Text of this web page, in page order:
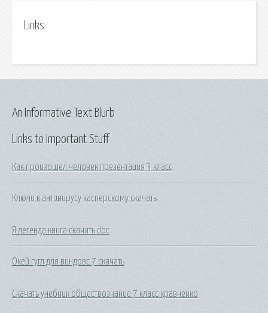
Links
Links to Important Stuff
Как произошел человек презентация 3 класс
Ключи к антивирусу касперскому скачать
Я легенда книга скачать doc
Окей гугл для виндовс 7 скачать
Скачать учебник обществознание 7 класс кравченко
An Informative Text Blurb